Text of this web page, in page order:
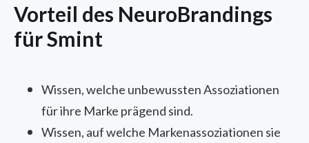
Vorteil des NeuroBrandings
für Smint
Wissen, welche unbewussten Assoziationen
für ihre Marke prägend sind.
Wissen, auf welche Markenassoziationen sie